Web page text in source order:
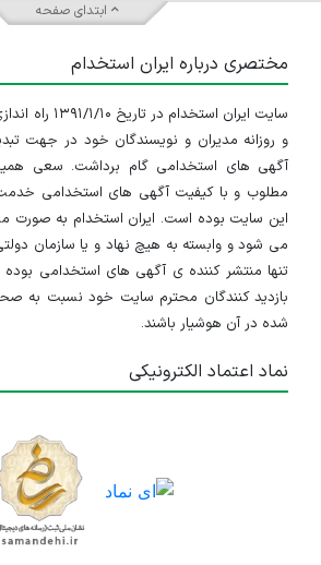
ابتدای صفحه
مختصری درباره ایران استخدام
سایت ایران
و روزانه مدیران و نویسندگان خود در جهت
آگهی های استخدامی گام برداشت. سعی
مطلوب و با کیفیت آگهی های استخدامی خدمت
این سایت بوده است. ایران استخدام به
می شود و وابسته به هیچ نهاد و یا سازمان
تنها منتشر کننده ی آگهی های استخدامی بوده
بازدید کنندگان محترم سایت خود نسبت به
شده در آن هوشیار باشند.
نماد اعتماد الکترونیکی